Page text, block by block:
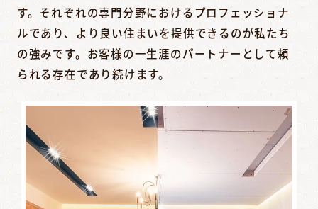
す。それぞれの専門分野におけるプロフェッショナ
ルであり、より良い住まいを提供できるのが私たち
の強みです。お客様の一生涯のパートナーとして頼
られる存在であり続けます。